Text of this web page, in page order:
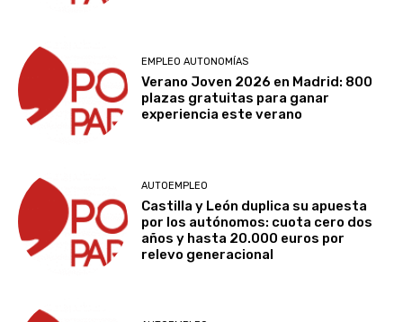
EMPLEO AUTONOMÍAS
Verano Joven 2026 en Madrid: 800
plazas gratuitas para ganar
experiencia este verano
AUTOEMPLEO
Castilla y León duplica su apuesta
por los autónomos: cuota cero dos
años y hasta 20.000 euros por
relevo generacional